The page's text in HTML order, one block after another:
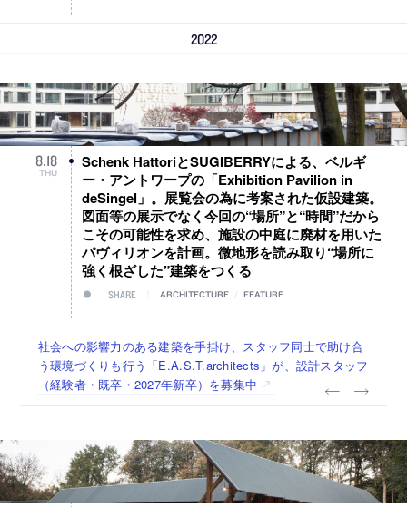
2022
8.18
THU
Schenk HattoriとSUGIBERRYによる、ベルギ
ー・アントワープの「Exhibition Pavilion in
deSingel」。展覧会の為に考案された仮設建築。
図面等の展示でなく今回の“場所”と“時間”だから
こその可能性を求め、施設の中庭に廃材を用いた
パヴィリオンを計画。微地形を読み取り“場所に
強く根ざした”建築をつくる
SHARE ARCHITECTURE FEATURE
佐々木慧が主宰する「axonometric株式会社」が、設計スタ
ッフ（経験者・既卒・2027年新卒）を募集中
古民家を軸に全国で“価値循環の仕組み”を作り、リモートワ
ーク主体の働き方を実践する「株式会社つぎと」が、設計ス
タッフ（経験者・既卒）を募集中
リノベる株式会社が、設計パートナー (業務委託) を募集中
社会への影響力のある建築を手掛け、スタッフ同士で助け合
う環境づくりも行う「E.A.S.T.architects」が、設計スタッフ
（経験者・既卒・2027年新卒）を募集中
代官山を拠点に活動する「梅澤竜也 / ALA INC.」が、設計ス
タッフ・アルバイト・事務職を募集中